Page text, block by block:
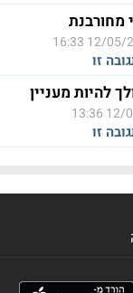
מחורבנת
12/05/
זו
12/
זו